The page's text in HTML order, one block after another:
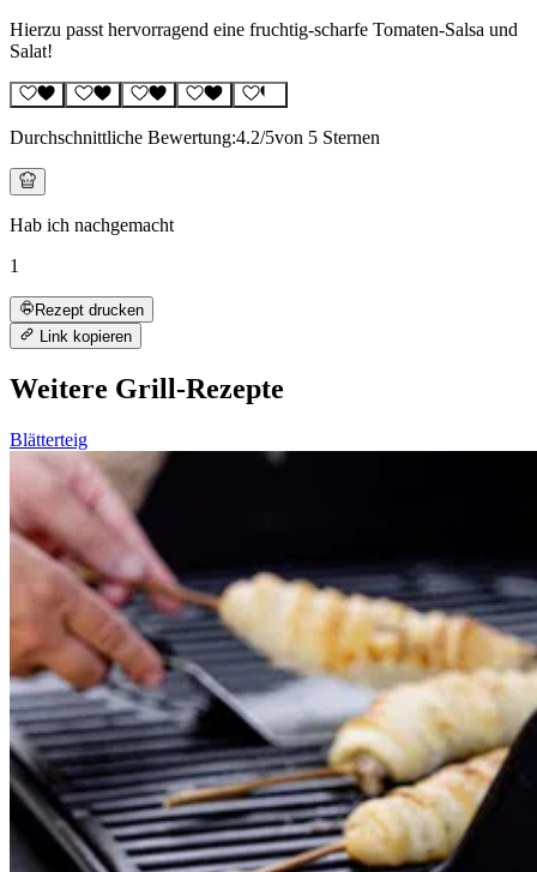
Hierzu passt hervorragend eine fruchtig-scharfe Tomaten-Salsa und
Salat!
Durchschnittliche Bewertung:4.2/5von 5 Sternen
Hab ich nachgemacht
1
Rezept drucken
Link kopieren
Weitere Grill-Rezepte
Blätterteig